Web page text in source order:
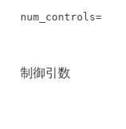
num_controls=
制御引数